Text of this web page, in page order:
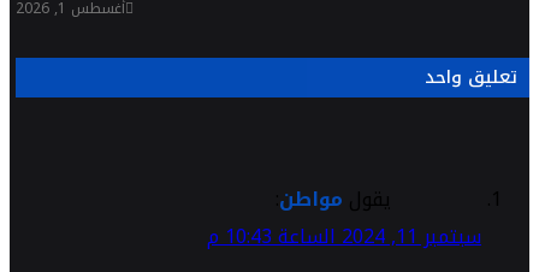
أغسطس 1, 2026
تعليق واحد
يقول مواطن:
سبتمبر 11, 2024 الساعة 10:43 م